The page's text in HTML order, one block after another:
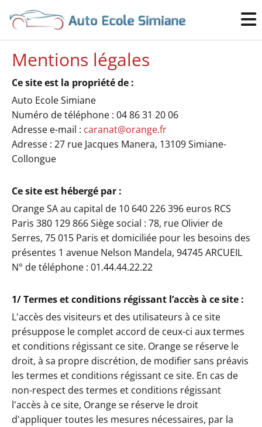
Mentions légales
Ce site est la propriété de :
Auto Ecole Simiane
Numéro de téléphone : 04 86 31 20 06
Adresse e-mail : caranat@orange.fr
Adresse : 27 rue Jacques Manera, 13109 Simiane-
Collongue
Ce site est hébergé par :
Orange SA au capital de 10 640 226 396 euros RCS
Paris 380 129 866 Siège social : 78, rue Olivier de
Serres, 75 015 Paris et domiciliée pour les besoins des
présentes 1 avenue Nelson Mandela, 94745 ARCUEIL
N° de téléphone : 01.44.44.22.22
1/ Termes et conditions régissant l’accès à ce site :
L'accès des visiteurs et des utilisateurs à ce site
présuppose le complet accord de ceux-ci aux termes
et conditions régissant ce site. Orange se réserve le
droit, à sa propre discrétion, de modifier sans préavis
les termes et conditions régissant ce site. En cas de
non-respect des termes et conditions régissant
l'accès à ce site, Orange se réserve le droit
d'appliquer toutes les mesures nécessaires, par la